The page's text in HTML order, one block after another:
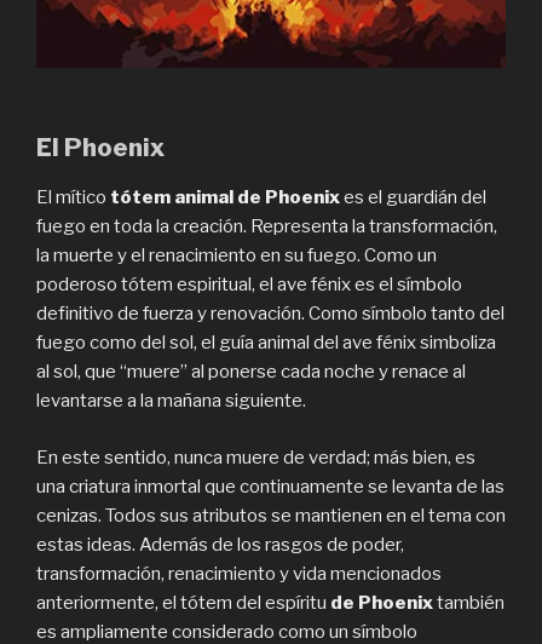
El Phoenix
El mítico tótem animal de Phoenixes el guardián del
fuego en toda la creación. Representa la transformación,
la muerte y el renacimiento en su fuego. Como un
poderoso tótem espiritual, el ave fénix es el símbolo
definitivo de fuerza y renovación. Como símbolo tanto del
fuego como del sol, el guía animal del ave fénix simboliza
al sol, que “muere” al ponerse cada noche y renace al
levantarse a la mañana siguiente.
En este sentido, nunca muere de verdad; más bien, es
una criatura inmortal que continuamente se levanta de las
cenizas. Todos sus atributos se mantienen en el tema con
estas ideas. Además de los rasgos de poder,
transformación, renacimiento y vida mencionados
anteriormente, el tótem del espíritu de Phoenixtambién
es ampliamente considerado como un símbolo